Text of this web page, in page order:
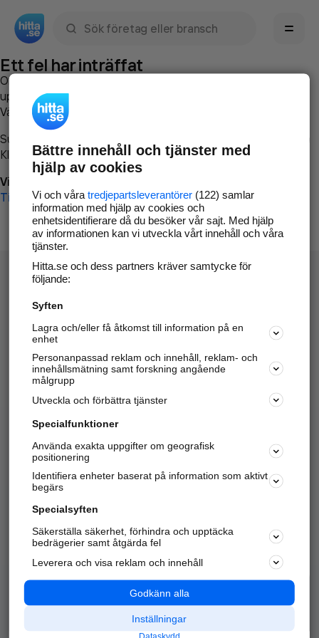
Ett fel har inträffat
Om du vill kan du
uppstod så att vi lättare och snabbare kan avhjälpa det.
Vänligen försök med följande:
Surfa till
Klicka påTillbaka-knappen i webbläsaren och försök igen
Vi beklagar besväret!
Till startsidan
Hitta.se - Gratis nummerupplysning.
Sök företag, personer och platser.
Hitta telefonnummer, adresser, företagsinfo mm.
Marknadsför företaget
Kom igång och annonsera mot
samarbetspartners nära dig.
Alla kategorier
Populära sökningar
API & Kartor
Annonsera
Integritet
Nödnummer
Bättre innehåll och tjänster med
hjälp av cookies
Vi och våra tredjepartsleverantörer(122) samlar
information med hjälp av cookies och
enhetsidentifierare då du besöker vår sajt. Med hjälp
av informationen kan vi utveckla vårt innehåll och våra
tjänster.
Hitta.se och dess partners kräver samtycke för
följande:
Syften
Lagra och/eller få åtkomst till information på en
enhet
Personanpassad reklam och innehåll, reklam- och
innehållsmätning samt forskning angående
målgrupp
Utveckla och förbättra tjänster
Specialfunktioner
Använda exakta uppgifter om geografisk
positionering
Identifiera enheter baserat på information som aktivt
begärs
Specialsyften
Säkerställa säkerhet, förhindra och upptäcka
bedrägerier samt åtgärda fel
Leverera och visa reklam och innehåll
Godkänn alla
Inställningar
Dataskydd